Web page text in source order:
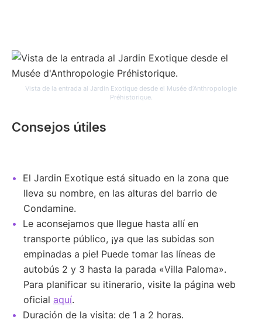
Vista de la entrada al Jardin Exotique desde el Musée d’Anthropologie
Préhistorique.
Consejos útiles
El Jardin Exotique está situado en la zona que
lleva su nombre, en las alturas del barrio de
Condamine.
Le aconsejamos que llegue hasta allí en
transporte público, ¡ya que las subidas son
empinadas a pie! Puede tomar las líneas de
autobús 2 y 3 hasta la parada «Villa Paloma».
Para planificar su itinerario, visite la página web
oficial aquí.
Duración de la visita: de 1 a 2 horas.